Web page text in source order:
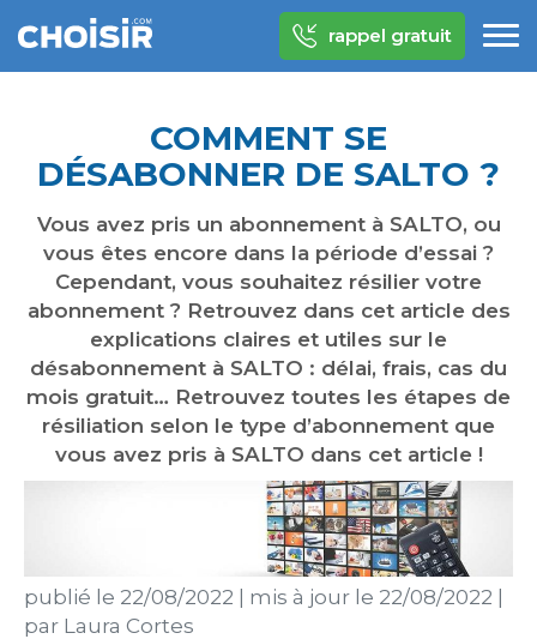
rappel gratuit
COMMENT SE
DÉSABONNER DE SALTO ?
Vous avez pris un abonnement à SALTO, ou
vous êtes encore dans la période d’essai ?
Cependant, vous souhaitez résilier votre
abonnement ? Retrouvez dans cet article des
explications claires et utiles sur le
désabonnement à SALTO : délai, frais, cas du
mois gratuit… Retrouvez toutes les étapes de
résiliation selon le type d’abonnement que
vous avez pris à SALTO dans cet article !
publié le 22/08/2022 mis à jour le 22/08/2022
par Laura Cortes